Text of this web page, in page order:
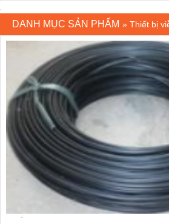
DANH MỤC SẢN PHẨM » Thiết bị